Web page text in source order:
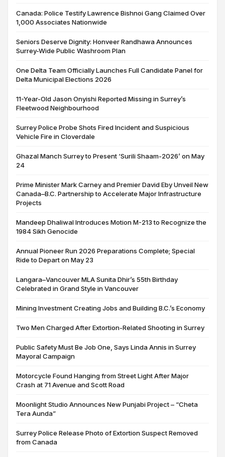
Canada: Police Testify Lawrence Bishnoi Gang Claimed Over
1,000 Associates Nationwide
Seniors Deserve Dignity: Honveer Randhawa Announces
Surrey-Wide Public Washroom Plan
One Delta Team Officially Launches Full Candidate Panel for
Delta Municipal Elections 2026
11-Year-Old Jason Onyishi Reported Missing in Surrey’s
Fleetwood Neighbourhood
Surrey Police Probe Shots Fired Incident and Suspicious
Vehicle Fire in Cloverdale
Ghazal Manch Surrey to Present ‘Surili Shaam-2026’ on May
24
Prime Minister Mark Carney and Premier David Eby Unveil New
Canada–B.C. Partnership to Accelerate Major Infrastructure
Projects
Mandeep Dhaliwal Introduces Motion M-213 to Recognize the
1984 Sikh Genocide
Annual Pioneer Run 2026 Preparations Complete; Special
Ride to Depart on May 23
Langara–Vancouver MLA Sunita Dhir’s 55th Birthday
Celebrated in Grand Style in Vancouver
Mining Investment Creating Jobs and Building B.C.’s Economy
Two Men Charged After Extortion-Related Shooting in Surrey
Public Safety Must Be Job One, Says Linda Annis in Surrey
Mayoral Campaign
Motorcycle Found Hanging from Street Light After Major
Crash at 71 Avenue and Scott Road
Moonlight Studio Announces New Punjabi Project – “Cheta
Tera Aunda”
Surrey Police Release Photo of Extortion Suspect Removed
from Canada